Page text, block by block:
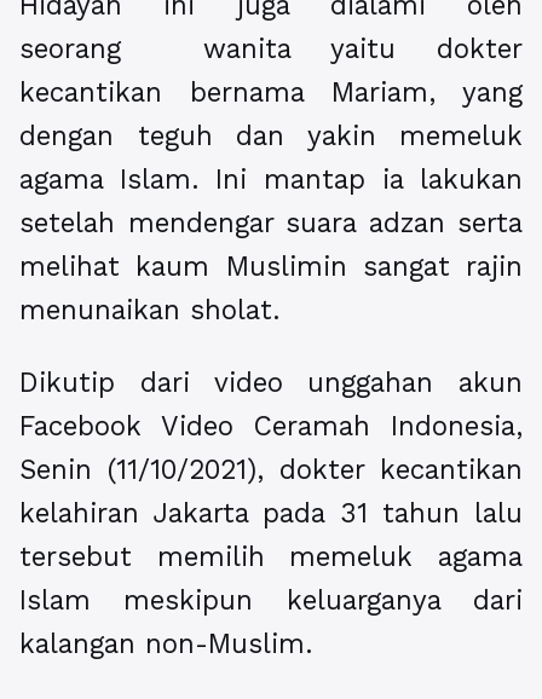
seorang wanita yaitu dokter
kecantikan bernama Mariam, yang
dengan teguh dan yakin memeluk
agama Islam. Ini mantap ia lakukan
setelah mendengar suara adzan serta
melihat kaum Muslimin sangat rajin
menunaikan sholat.
Dikutip dari video unggahan akun
Facebook Video Ceramah Indonesia,
Senin (11/10/2021), dokter kecantikan
kelahiran Jakarta pada 31 tahun lalu
tersebut memilih memeluk agama
Islam meskipun keluarganya dari
kalangan non-Muslim.